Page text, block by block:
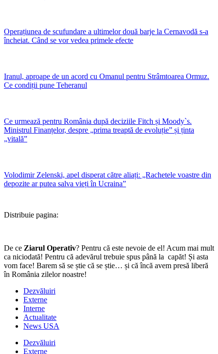
Operațiunea de scufundare a ultimelor două barje la Cernavodă s-a
încheiat. Când se vor vedea primele efecte
Iranul, aproape de un acord cu Omanul pentru Strâmtoarea Ormuz.
Ce condiții pune Teheranul
Ce urmează pentru România după deciziile Fitch și Moody`s.
Ministrul Finanțelor, despre „prima treaptă de evoluție” și ținta
„vitală”
Volodimir Zelenski, apel disperat către aliați: „Rachetele voastre din
depozite ar putea salva vieți în Ucraina”
Distribuie pagina:
De ce Ziarul Operativ? Pentru că este nevoie de el! Acum mai mult
ca niciodată! Pentru că adevărul trebuie spus până la capăt! Și asta
vom face! Barem să se știe că se știe… și că încă avem presă liberă
în România zilelor noastre!
Dezvăluiri
Externe
Interne
Actualitate
News USA
Dezvăluiri
Externe